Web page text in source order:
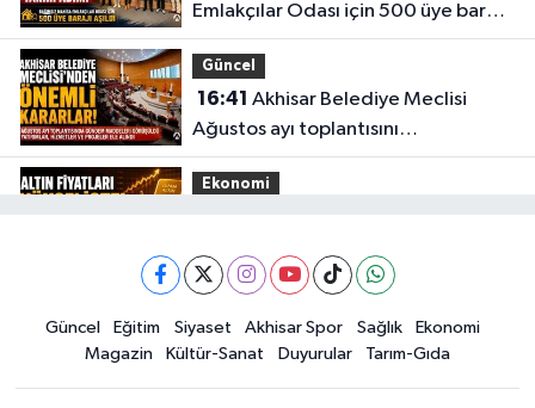
Emlakçılar Odası için 500 üye barajı
aşıldı
Güncel
16:41
Ağustos ayı toplantısını
gerçekleştirdi
Ekonomi
15:02Akhisar'da sıcak hava etkisini
sürdürüyor! İşte 5 günlük hava
durumu
Güncel Eğitim Siyaset Akhisar Spor Sağlık
Ekonomi
Magazin
Kültür-Sanat Duyurular Tarım-Gıda